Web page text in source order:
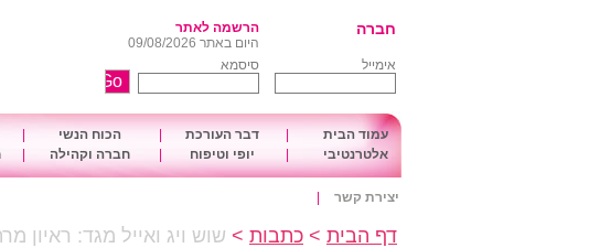
חברה
הרשמה לאתר
היום באתר 09/08/2026
אימייל
סיסמא
עמוד הבית דבר העורכת הכוח הנשי
אלטרנטיבי
יופי וטיפוח חברה וקהילה
יצירת קשר
דף הבית > כתבות > שוש ויג ואייל מגד: